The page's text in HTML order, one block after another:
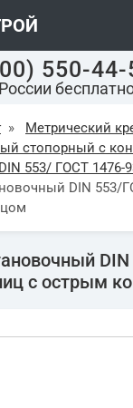
550-44-
» Метрический
стопорный с
553/ ГОСТ 1476-
DIN 553/
с острым